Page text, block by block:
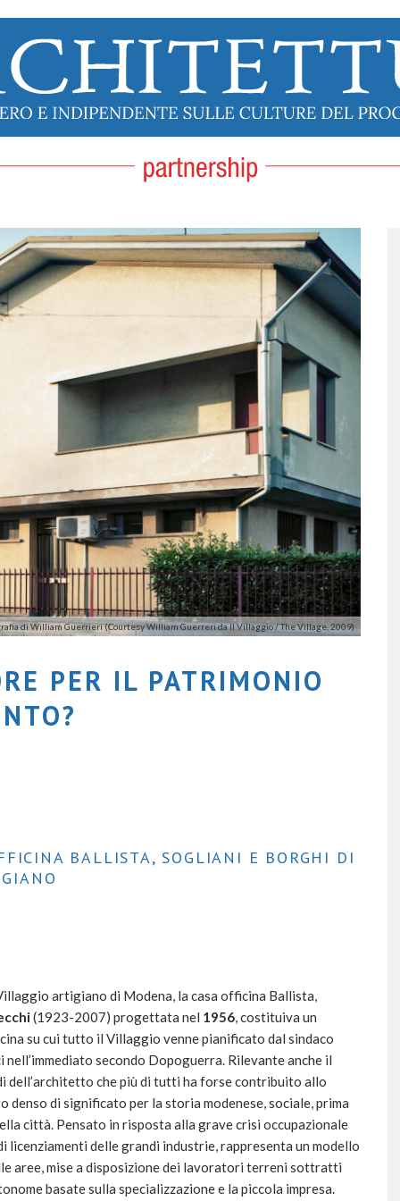
di William Guerrieri (Courtesy William Guerreri da Il Villaggio / The Village, 2009)
PER IL PATRIMONIO
BALLISTA, SOGLIANI E BORGHI DI
artigiano di Modena, la casa officina Ballista,
(1923-2007) progettata nel 1956, costituiva un
su cui tutto il Villaggio venne pianificato dal sindaco
secondo Dopoguerra. Rilevante anche il
dell’architetto che più di tutti ha forse contribuito allo
di significato per la storia modenese, sociale, prima
città. Pensato in risposta alla grave crisi occupazionale
licenziamenti delle grandi industrie, rappresenta un modello
aree, mise a disposizione dei lavoratori terreni sottratti
basate sulla specializzazione e la piccola impresa.